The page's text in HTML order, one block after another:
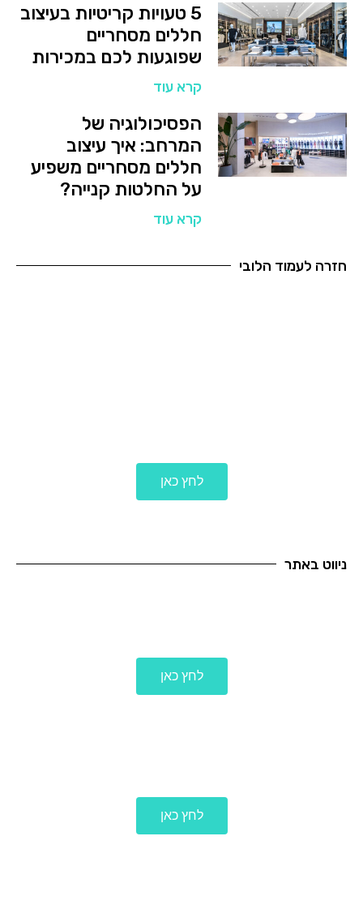
5 טעויות קריטיות בעיצוב
חללים מסחריים
שפוגעות לכם במכירות
קרא עוד
הפסיכולוגיה של
המרחב: איך עיצוב
חללים מסחריים משפיע
על החלטות קנייה?
קרא עוד
חזרה לעמוד הלובי
לחץ כאן
ניווט באתר
לחץ כאן
לחץ כאן